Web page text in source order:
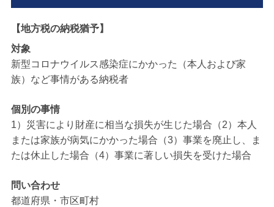
【地方税の納税猶予】
対象
新型コロナウイルス感染症にかかった（本人および家
族）など事情がある納税者
個別の事情
1）災害により財産に相当な損失が生じた場合（2）本人
または家族が病気にかかった場合（3）事業を廃止し、ま
たは休止した場合（4）事業に著しい損失を受けた場合
問い合わせ
都道府県・市区町村